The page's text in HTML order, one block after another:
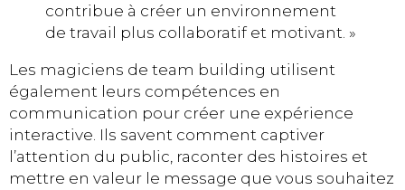
contribue à créer un environnement
de travail plus collaboratif et motivant. »
Les magiciens de team building utilisent
également leurs compétences en
communication pour créer une expérience
interactive. Ils savent comment captiver
l’attention du public, raconter des histoires et
mettre en valeur le message que vous souhaitez